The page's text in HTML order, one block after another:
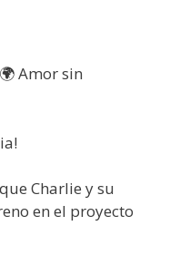
Amor sin
Charlie y su
en el proyecto